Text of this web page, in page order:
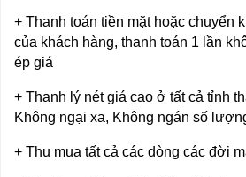
+ Thanh toán tiền mặt hoặc chuyển
của khách hàng, thanh toán 1 lần
ép giá
+ Thanh lý nét giá cao ở tất cả tỉnh
Không ngại xa, Không ngán số
+ Thu mua tất cả các dòng các đời